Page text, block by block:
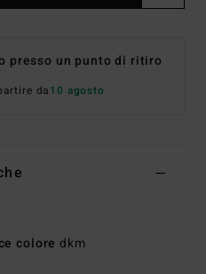
presso un punto di ritiro
da10 agosto
colore dkm